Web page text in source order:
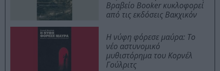
Βραβείο Booker κυκλοφορεί
από τις εκδόσεις Βακχικόν
Η νύφη φόρεσε μαύρα: Το
νέο αστυνομικό
μυθιστόρημα του Κορνέλ
Γούλριτς